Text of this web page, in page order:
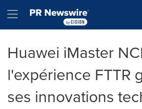
Hamburger menu
Huawei iMaster
l'expérience FTTR
ses innovations